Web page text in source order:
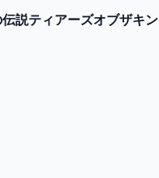
説ティアーズオブザキン